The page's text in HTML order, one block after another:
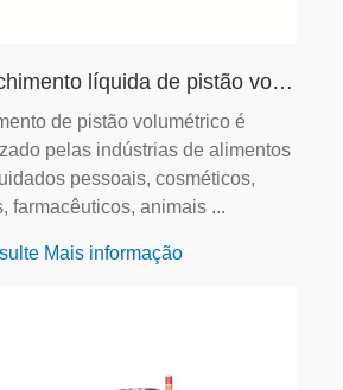
Máquina de enchimento líquida de pistão volumétrico pneumático de duas cabeças
de pistão volumétrico é
pelas indústrias de alimentos
pessoais, cosméticos,
farmacêuticos, animais ...
Mais informação